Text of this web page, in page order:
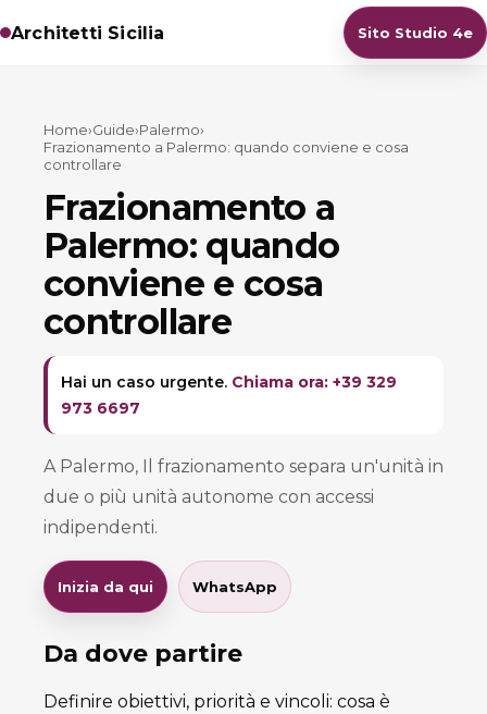
Architetti Sicilia Sito Studio 4e
Home›Guide›Palermo›
Frazionamento a Palermo: quando conviene e cosa
controllare
Frazionamento a
Palermo: quando
conviene e cosa
controllare
Hai un caso urgente. Chiama ora: +39 329
973 6697
A Palermo, Il frazionamento separa un'unità in
due o più unità autonome con accessi
indipendenti.
Inizia da qui WhatsApp
Da dove partire
Definire obiettivi, priorità e vincoli: cosa è